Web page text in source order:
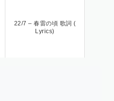
22/7 – 春雷の頃 歌詞 (
Lyrics)